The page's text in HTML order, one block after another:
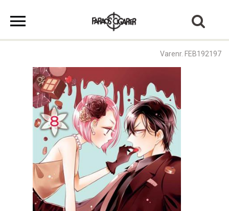
Varenr. FEB192197